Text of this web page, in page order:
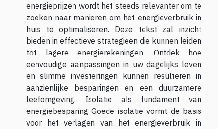
energieprijzen wordt het steeds relevanter om te
zoeken naar manieren om het energieverbruik in
huis te optimaliseren. Deze tekst zal inzicht
bieden in effectieve strategieën die kunnen leiden
tot lagere energierekeningen. Ontdek hoe
eenvoudige aanpassingen in uw dagelijks leven
en slimme investeringen kunnen resulteren in
aanzienlijke besparingen en een duurzamere
leefomgeving. Isolatie als fundament van
energiebesparing Goede isolatie vormt de basis
voor het verlagen van het energieverbruik in